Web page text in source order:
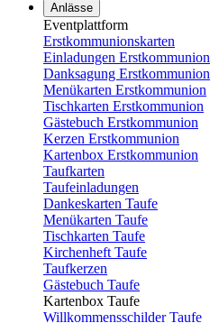
Anlässe
Eventplattform
Erstkommunionskarten
Einladungen Erstkommunion
Danksagung Erstkommunion
Menükarten Erstkommunion
Tischkarten Erstkommunion
Gästebuch Erstkommunion
Kerzen Erstkommunion
Kartenbox Erstkommunion
Taufkarten
Taufeinladungen
Dankeskarten Taufe
Menükarten Taufe
Tischkarten Taufe
Kirchenheft Taufe
Taufkerzen
Gästebuch Taufe
Kartenbox Taufe
Willkommensschilder Taufe